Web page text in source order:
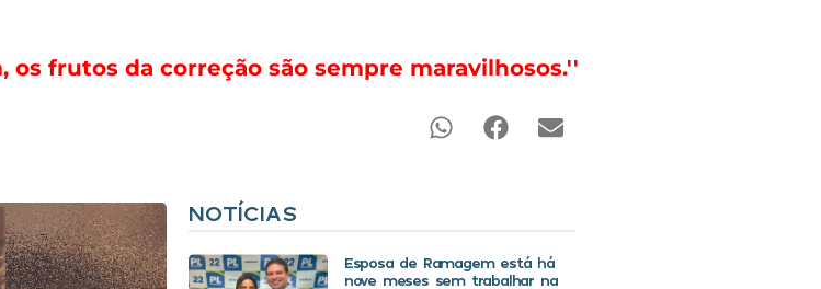
os frutos da correção são sempre maravilhosos.''
NOTÍCIAS
Esposa de Ramagem está há
nove meses sem trabalhar na